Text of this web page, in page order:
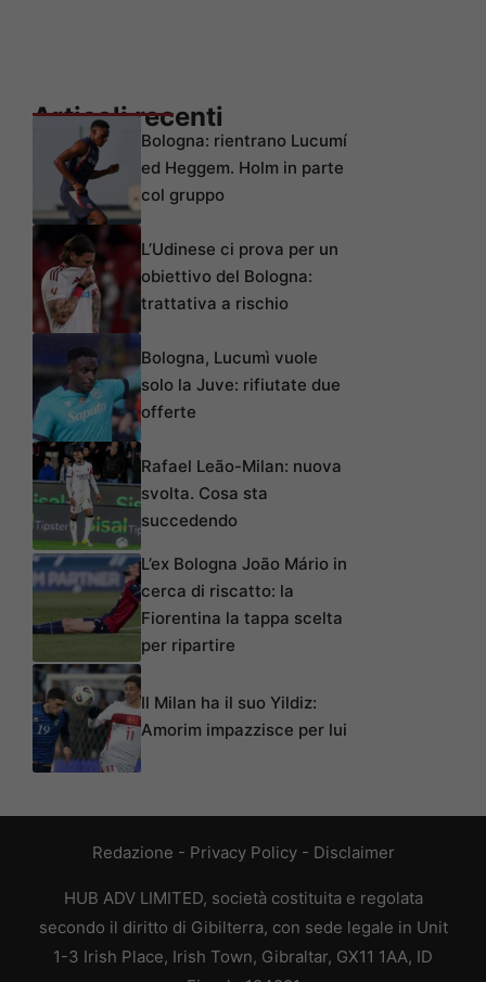
Articoli recenti
Bologna: rientrano Lucumí
ed Heggem. Holm in parte
col gruppo
L’Udinese ci prova per un
obiettivo del Bologna:
trattativa a rischio
Bologna, Lucumì vuole
solo la Juve: rifiutate due
offerte
Rafael Leão-Milan: nuova
svolta. Cosa sta
succedendo
L’ex Bologna João Mário in
cerca di riscatto: la
Fiorentina la tappa scelta
per ripartire
Il Milan ha il suo Yildiz:
Amorim impazzisce per lui
Redazione - Privacy Policy- Disclaimer
HUB ADV LIMITED, società costituita e regolata
secondo il diritto di Gibilterra, con sede legale in Unit
1-3 Irish Place, Irish Town, Gibraltar, GX11 1AA, ID